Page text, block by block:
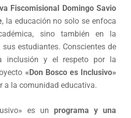
Fiscomisional Domingo Savio
, la educación no solo se enfoca
sino también en la
estudiantes. Conscientes de
inclusión y el respeto por la
«Don Bosco es Inclusivo»
a la comunidad educativa.
es un programa y una